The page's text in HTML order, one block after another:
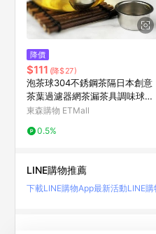
降價
$111 (降$27)
泡茶球304不銹鋼茶隔日本創意
茶葉過濾器網茶漏茶具調味球茶
濾器
東森購物 ETMall
0.5%
LINE購物推薦
下載LINE購物App最新活動LINE